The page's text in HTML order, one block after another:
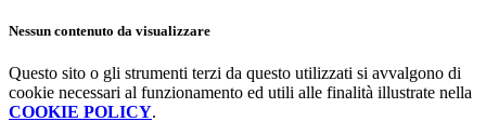
Nessun contenuto da visualizzare
Questo sito o gli strumenti terzi da questo utilizzati si avvalgono di
cookie necessari al funzionamento ed utili alle finalità illustrate nella
COOKIE POLICY.